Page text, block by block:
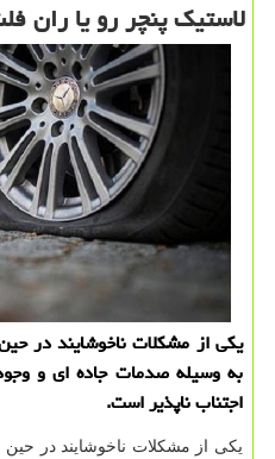
لاستیک پنچر رو یا ران
یکی از مشکلات ناخوشایند در
به وسیله صدمات جاده ای و
اجتناب ناپذیر است.
یکی از مشکلات ناخوشایند در حین